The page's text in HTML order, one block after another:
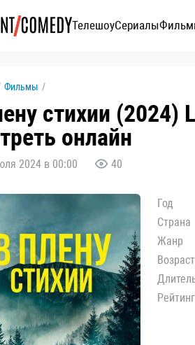
ТелешоуСериалы
Фильмы /
стихии (2024)
онлайн
2024 в 00:00 40
Год
Страна
Жанр
Возраст
Рейтинг